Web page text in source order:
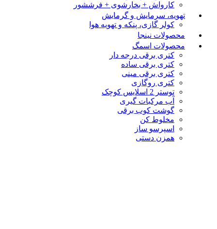
کارواش + بخارشوی + فرششور
تهویه، سرمایش و گرمایش
کولر گازی، پنکه و تهویه هوا
محصولات نینجا
محصولات اسمگ
کتری برقی درجه دار
کتری برقی ساده
کتری برقی مینی
کتری روگازی
توستر 2 اسلایس کوچک
آب مرکبات گیری
گوشت کوب برقی
مخلوط کن
اسپرسو ساز
همزن دستی